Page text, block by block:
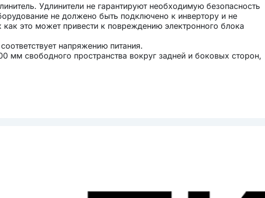
Удлинители не гарантируют необходимую безопасность
не должено быть подключено к инвертору и не
это может привести к повреждению электронного блока
напряжению питания.
мм свободного пространства вокруг задней и боковых сторон,
доступ для обслуживания и вентиляции. Позаботьтесь о том,
прибора не было закрыто или заблокировано.